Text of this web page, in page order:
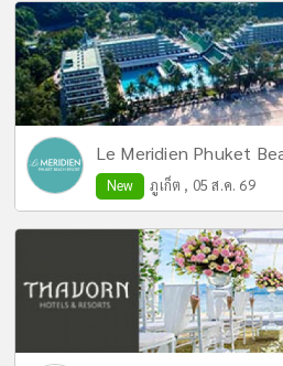
Le Meridien Phuket
New ภูเก็ต , 05 ส.ค. 69